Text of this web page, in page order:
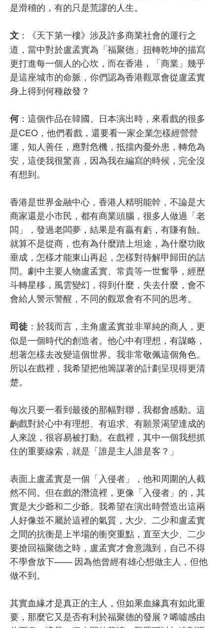
是滑稽的，有的只是荒謬的人生。
文 ：《天下第一樓》涉及許多商業社會的運行之
道，當中對於盧孟實為「福聚德」扭轉乾坤的描寫
更打進每一個人的心坎，而在香港，「商業」幾乎
是這座城市的命脈，你們認為香港觀眾會從盧孟實
身上得到何種啟發？
何：這個作品在韓國、日本演出時，來看戲的很多
是CEO，他們看戲，還要看一家企業怎樣經營營
運，知人善任，應對危機，抵擋內憂外患，轉危為
安，這使我很驚喜，因為我在編寫的時候，完全沒
有想到。
香港是世界金融中心，香港人精明能幹，不論是大
商家還是小市民，都有商業頭腦，很多人做過「老
闆」，發過老闆夢，結果是有贏有虧，有賺有蝕。
就算不是從商，也有為什麼踏上坦途，為什麼功敗
垂成，怎樣才能東山再起，怎樣對待解甲歸田的詰
問。劇中主要人物盧孟實、常貴等一世奮爭，經歷
斗轉星移，風雲變幻，得到什麼，失去什麼，會不
會給人警示警醒，不同的觀眾會有不同的思考。
司徒 ：於我而言，主角盧孟實並非單純的商人，更
似是一個時代的創造者。他心中有理想，有謀略，
想著怎樣去改變這個世界。我非常敬佩這個角色。
所以在戲裡，我希望把他籌謀著的計劃呈現得更清
楚。
每次只要一看到最後的那幅對聯，我都會感動。這
齣戲對於心中有理想、有追求、有願景渴望達成的
人來說，很容易被打動。在戲裡，其中一個我想抓
住的重要線索，就是「誰是主人誰是客？」
表面上盧孟實是一個「入侵者」，他和周圍的人截
然不同。但在戲的潛流裡，更像「入侵者」的，其
實是大少爺和二少爺。我希望在演出時營造出這兩
人好像並不屬於這裡的氣質，大少、二少和盧孟實
之間的抗衡是上半場的衝突重點，直至大少、二少
要搶回福聚德之時，盧孟實才會意識到，自己不得
不學會放下—— 因為他曾經有雄心想做主人，但他
做不到。
其實血緣才是真正的主人，但如果血緣真有如此重
要，那麼它又是否有利於福聚德的發展？唏噓感由